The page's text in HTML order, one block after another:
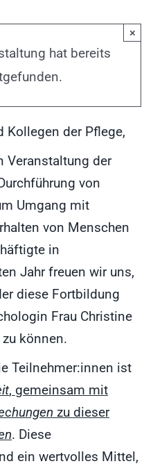
hat bereits
×
Kollegen der Pflege,
Veranstaltung der
von
Umgang mit
von Menschen
in
Jahr freuen wir uns,
diese Fortbildung
Frau Christine
können.
Teilnehmer:innen ist
, gemeinsam mit
zu dieser
. Diese
ein wertvolles Mittel,